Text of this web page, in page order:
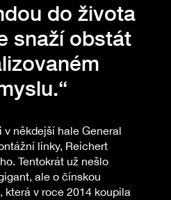
do života
snaží obstát
v někdejší hale General
linky, Reichert
Tentokrát už nešlo
ale o čínskou
která v roce 2014 koupila